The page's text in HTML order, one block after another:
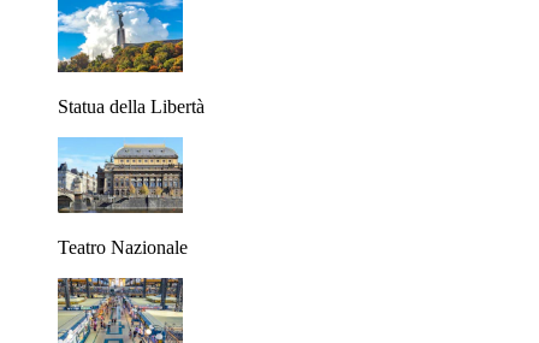
Statua della Libertà
Teatro Nazionale